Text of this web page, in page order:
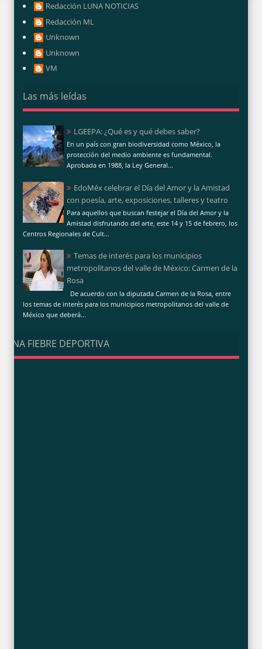
Redacción LUNA NOTICIAS
Redacción ML
Unknown
Unknown
VM
Las más leídas
LGEEPA: ¿Qué es y qué debes saber?
En un país con gran biodiversidad como México, la
protección del medio ambiente es fundamental.
Aprobada en 1988, la Ley General...
EdoMéx celebrar el Día del Amor y la Amistad
con poesía, arte, exposiciones, talleres y teatro
Para aquellos que buscan festejar el Día del Amor y la
Amistad disfrutando del arte, este 14 y 15 de febrero, los
Centros Regionales de Cult...
Temas de interés para los municipios
metropolitanos del valle de México: Carmen de la
Rosa
De acuerdo con la diputada Carmen de la Rosa, entre
los temas de interés para los municipios metropolitanos del valle de
México que deberá...
UNA FIEBRE DEPORTIVA